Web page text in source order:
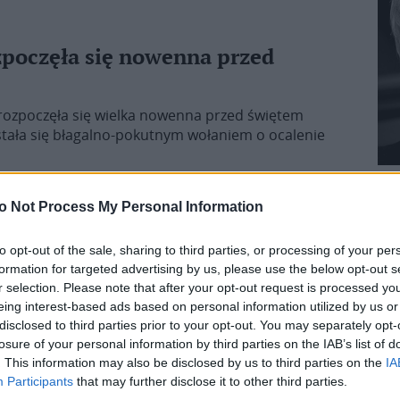
Not Process My Personal Information
opt-out of the sale, sharing to third parties, or processing of your
for targeted advertising by us, please use the below opt-out
selection. Please note that after your opt-out request is processed
interest-based ads based on personal information utilized by us
to third parties prior to your opt-out. You may separately
of your personal information by third parties on the IAB’s list of
This information may also be disclosed by us to third parties on the
Participants that may further disclose it to other third parties.
się nowenna przed
się wielka nowenna przed świętem
się błagalno-pokutnym wołaniem o ocalenie
rocznicy Bitwy Warszawskiej
Stanisław Gądecki odprawi 15 sierpnia – w
na terenie Cmentarza Bohaterów 1920 roku w
terenie diecezji warszawsko-praskiej
Kazimierz Nycz, Prymas Polski abp Wojciech